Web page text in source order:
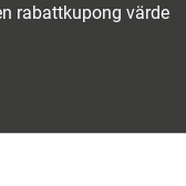
rabattkupong värde